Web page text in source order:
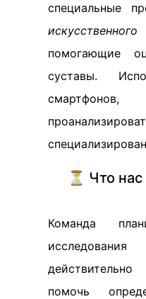
специальные
помогающие
суставы.
⏳ Что
Команда
помочь